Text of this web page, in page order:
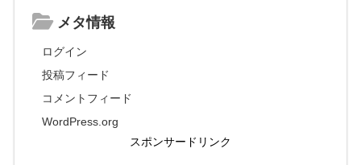
メタ情報
ログイン
投稿フィード
コメントフィード
WordPress.org
スポンサードリンク